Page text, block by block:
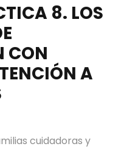
8. LOS
CON
A
cuidadoras y